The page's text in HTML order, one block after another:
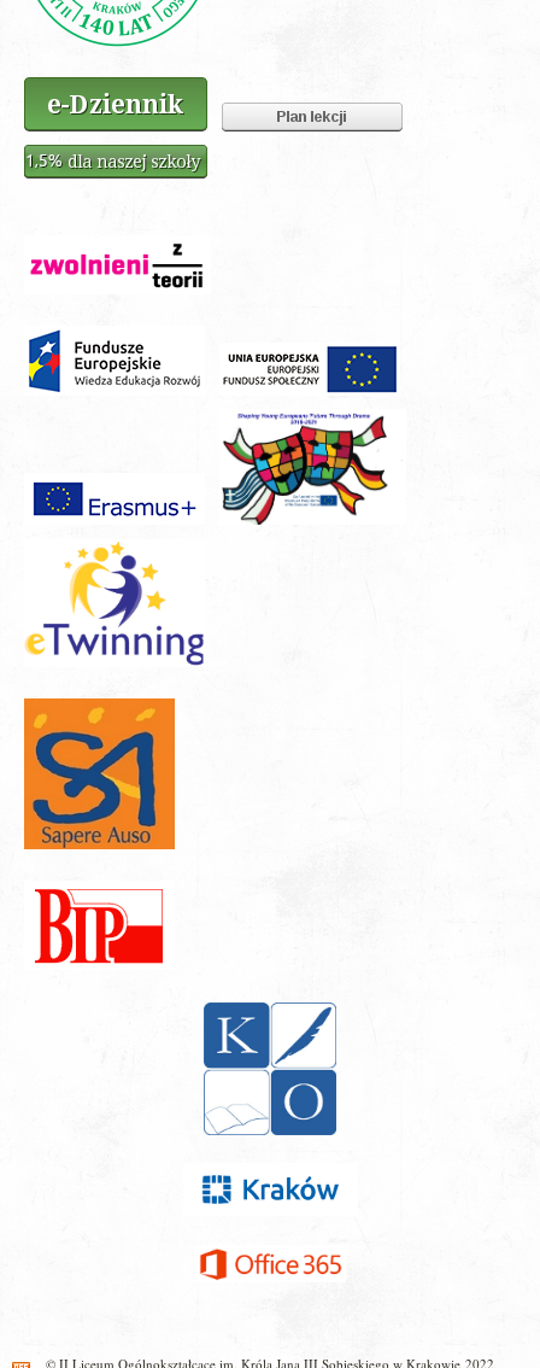
© II Liceum Ogólnokształcące im. Króla Jana III Sobieskiego w Krakowie 2022